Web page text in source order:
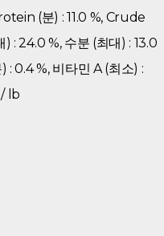
(분) : 11.0 %, Crude
: 24.0 %, 수분 (최대) : 13.0
: 0.4 %, 비타민 A (최소) :
lb